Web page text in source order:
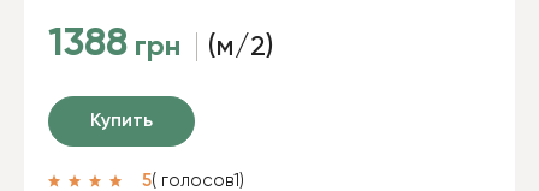
1388 грн (м/2)
Купить
5( голосов1 )